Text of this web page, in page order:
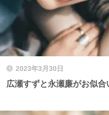
2023年3月30日
広瀬すずと永瀬廉がお似